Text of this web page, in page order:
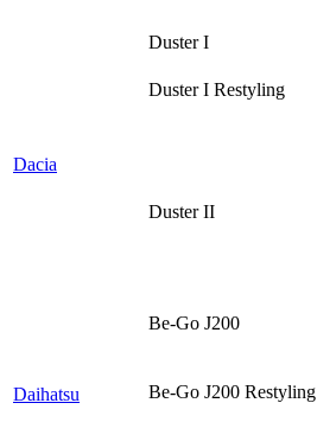
Dacia
Duster I
Duster I Restyling
Duster II
Daihatsu
Be-Go J200
Be-Go J200 Restyling